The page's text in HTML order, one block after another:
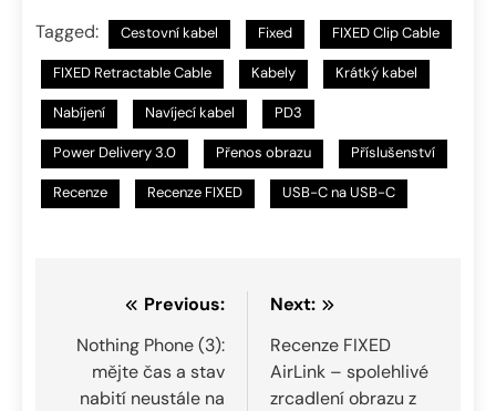
Tagged: Cestovní kabel Fixed FIXED Clip Cable
FIXED Retractable Cable Kabely Krátký kabel
Nabíjení Navíjecí kabel PD3
Power Delivery 3.0 Přenos obrazu Příslušenství
Recenze Recenze FIXED USB-C na USB-C
Navigace
pro
příspěvek
Previous:
Nothing Phone (3):
mějte čas a stav
nabití neustále na
Next:
Recenze FIXED
AirLink – spolehlivé
zrcadlení obrazu z